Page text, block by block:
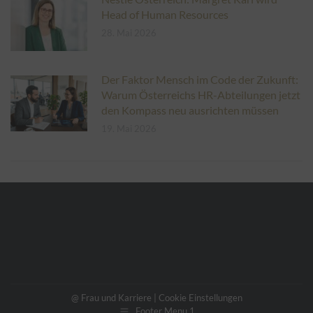
Head of Human Resources
Der Faktor Mensch im Code der Zukunft:
Warum Österreichs HR-Abteilungen jetzt
den Kompass neu ausrichten müssen
@ Frau und Karriere | Cookie Einstellungen